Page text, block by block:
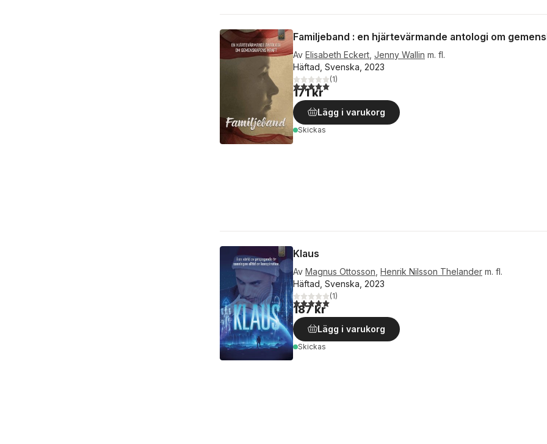
Familjeband : en hjärtevärmande antologi om
Av Elisabeth Eckert Jenny Wallin m. fl.
Häftad, Svenska, 2023
5,0utav 5 stjärnor. Totalt antal röster:
(1)
171 kr
Lägg i varukorg
Skickas
Klaus
Av Magnus Ottosson Henrik Nilsson Thelander m. fl.
Häftad, Svenska, 2023
5,0utav 5 stjärnor. Totalt antal röster:
(1)
187 kr
Lägg i varukorg
Skickas